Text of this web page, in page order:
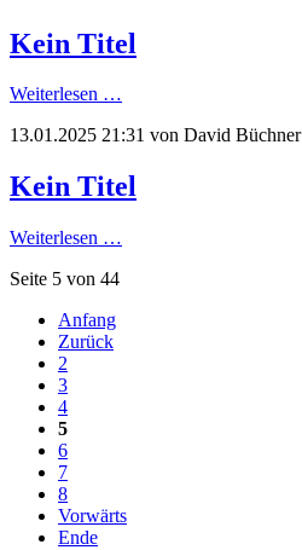
Kein Titel
Weiterlesen …
13.01.2025 21:31 von David Büchner
Kein Titel
Weiterlesen …
Seite 5 von 44
Anfang
Zurück
2
3
4
5
6
7
8
Vorwärts
Ende